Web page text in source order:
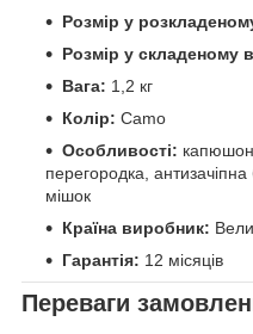
Розмір у
Розмір у складеному
Вага: 1,2 кг
Колір: Camo
Особливості:
перегородка,
мішок
Країна виробник:
Гарантія: 12 місяців
Переваги